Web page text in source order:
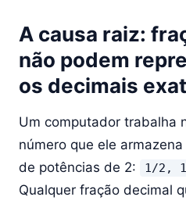
A causa raiz:
não podem
os decimais
Um computador trabalha
número que ele
de potências de 2:
1/2,
Qualquer fração decimal